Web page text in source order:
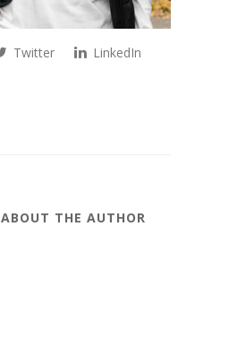
Twitter
LinkedIn
ABOUT THE AUTHOR